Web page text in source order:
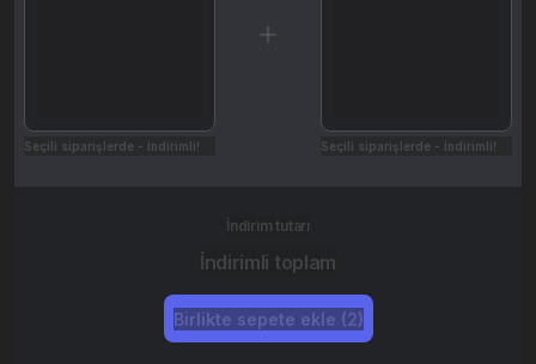
Seçili siparişlerde - İndirimli! Seçili siparişlerde - İndirimli!
İndirim tutarı
İndirimli toplam
Birlikte sepete ekle (2)